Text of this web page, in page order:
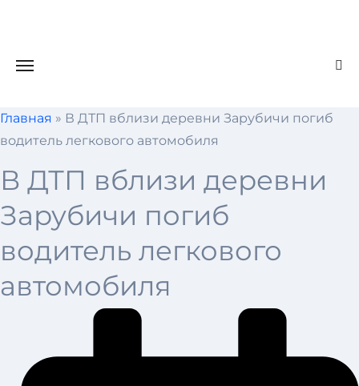
Главная » В ДТП вблизи деревни Зарубичи погиб
водитель легкового автомобиля
В ДТП вблизи деревни
Зарубичи погиб
водитель легкового
автомобиля